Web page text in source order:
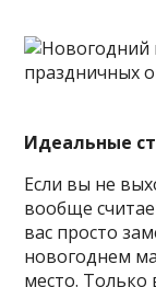
Идеальные
Если вы не
вообще
вас просто
новогоднем
место. Только